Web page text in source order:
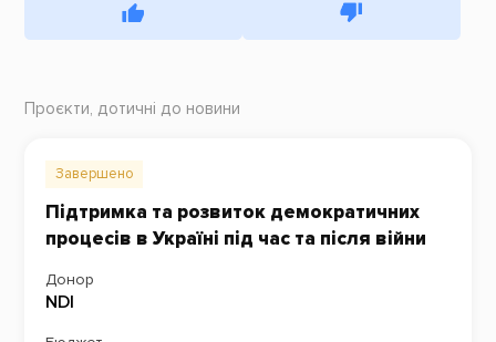
Проєкти, дотичні до новини
Завершено
Підтримка та розвиток демократичних
процесів в Україні під час та після війни
Донор
NDI